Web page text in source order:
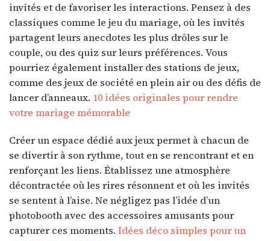
invités et de favoriser les interactions. Pensez à des
classiques comme le jeu du mariage, où les invités
partagent leurs anecdotes les plus drôles sur le
couple, ou des quiz sur leurs préférences. Vous
pourriez également installer des stations de jeux,
comme des jeux de société en plein air ou des défis de
lancer d’anneaux. 10 idées originales pour rendre
votre mariage mémorable
Créer un espace dédié aux jeux permet à chacun de
se divertir à son rythme, tout en se rencontrant et en
renforçant les liens. Établissez une atmosphère
décontractée où les rires résonnent et où les invités
se sentent à l’aise. Ne négligez pas l’idée d’un
photobooth avec des accessoires amusants pour
capturer ces moments. Idées déco simples pour un